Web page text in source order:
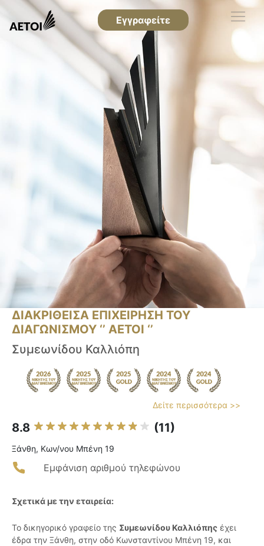
Εγγραφείτε
ΔΙΑΚΡΙΘΕΙΣΑ ΕΠΙΧΕΙΡΗΣΗ ΤΟΥ
ΔΙΑΓΩΝΙΣΜΟΥ ‘’ ΑΕΤΟΙ ‘’
Συμεωνίδου Καλλιόπη
Δείτε περισσότερα >>
8.8 (11)
Ξάνθη, Κων/νου Μπένη 19
Εμφάνιση αριθμού τηλεφώνου
Σχετικά με την εταιρεία:
Το δικηγορικό γραφείο της Συμεωνίδου Καλλιόπης έχει
έδρα την Ξάνθη, στην οδό Κωνσταντίνου Μπένη 19, και